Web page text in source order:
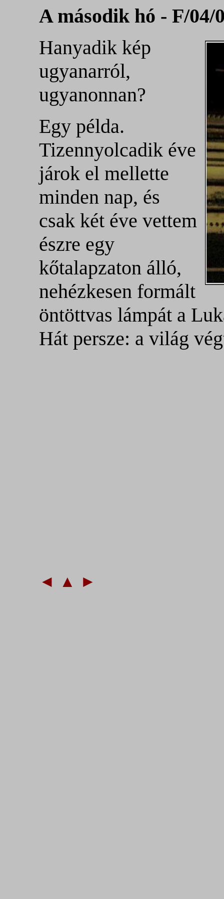
A második hó - F/04/
Hanyadik kép
ugyanarról,
ugyanonnan?
Egy példa.
Tizennyolcadik éve
járok el mellette
minden nap, és
csak két éve vettem
észre egy
kőtalapzaton álló,
nehézkesen formált
öntöttvas lámpát a
Hát persze: a világ
◄ ▲ ►